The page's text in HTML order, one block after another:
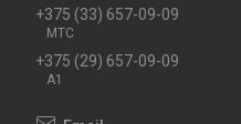
+375 (33) 657-09-09
МТС
+375 (29) 657-09-09
А1